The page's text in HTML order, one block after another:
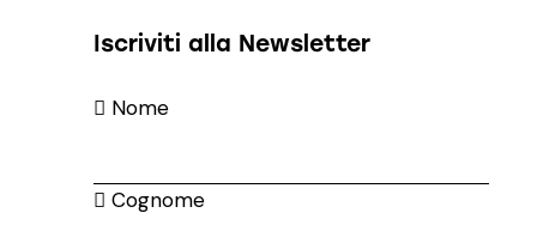
Iscriviti alla Newsletter
Nome
Cognome